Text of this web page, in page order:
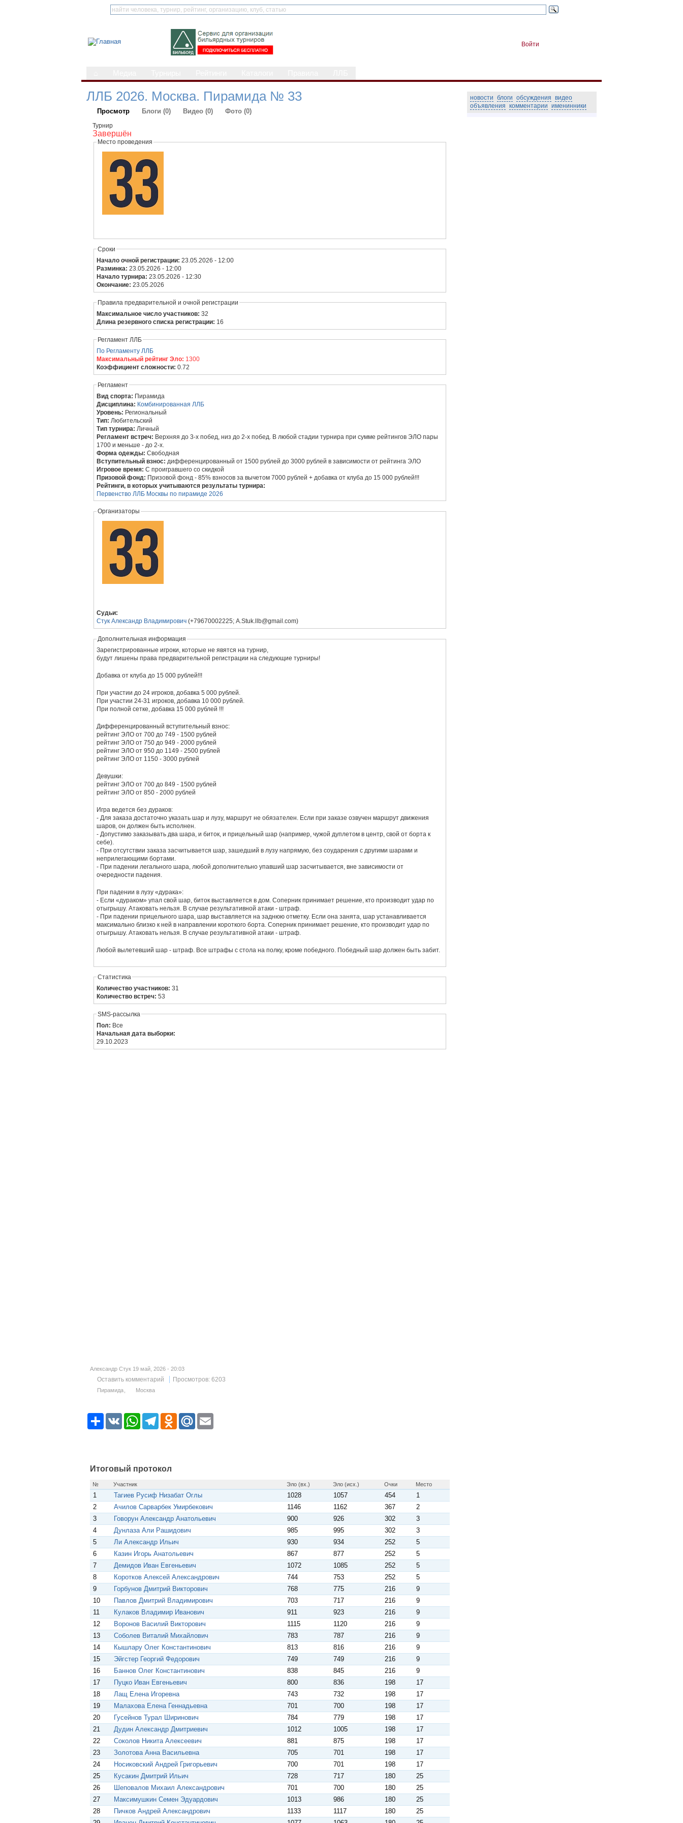
Войти
ЛЛБ 2026. Москва. Пирамида № 33
Просмотр Блоги (0) Видео (0) Фото (0)
Турнир
Завершён
Место проведения
Сроки
Начало очной регистрации:23.05.2026 - 12:00
Разминка:23.05.2026 - 12:00
Начало турнира:23.05.2026 - 12:30
Окончание:23.05.2026
Правила предварительной и очной регистрации
Максимальное число участников:32
Длина резервного списка регистрации: 16
Регламент ЛЛБ
По Регламенту ЛЛБ
Максимальный рейтинг Эло: 1300
Коэффициент сложности:0.72
Регламент
Вид спорта: Пирамида
Дисциплина: Комбинированная ЛЛБ
Уровень: Региональный
Тип: Любительский
Тип турнира: Личный
Регламент встреч: Верхняя до 3-х побед, низ до 2-х побед. В любой стадии турнира при сумме рейтингов ЭЛО пары
1700 и меньше - до 2-х.
Форма одежды:Свободная
Вступительный взнос: дифференцированный от 1500 рублей до 3000 рублей в зависимости от рейтинга ЭЛО
Игровое время:С проигравшего со скидкой
Призовой фонд: Призовой фонд - 85% взносов за вычетом 7000 рублей + добавка от клуба до 15 000 рублей!!!
Рейтинги, в которых учитываются результаты турнира:
Первенство ЛЛБ Москвы по пирамиде 2026
Организаторы
Судьи:
Стук Александр Владимирович (+79670002225; A.Stuk.llb@gmail.com)
Дополнительная информация
Зарегистрированные игроки, которые не явятся на турнир,
будут лишены права предварительной регистрации на следующие турниры!
Добавка от клуба до 15 000 рублей!!!
При участии до 24 игроков, добавка 5 000 рублей.
При участии 24-31 игроков, добавка 10 000 рублей.
При полной сетке, добавка 15 000 рублей !!!
Дифференцированный вступительный взнос:
рейтинг ЭЛО от 700 до 749 - 1500 рублей
рейтинг ЭЛО от 750 до 949 - 2000 рублей
рейтинг ЭЛО от 950 до 1149 - 2500 рублей
рейтинг ЭЛО от 1150 - 3000 рублей
Девушки:
рейтинг ЭЛО от 700 до 849 - 1500 рублей
рейтинг ЭЛО от 850 - 2000 рублей
Игра ведется без дураков:
- Для заказа достаточно указать шар и лузу, маршрут не обязателен. Если при заказе озвучен маршрут движения
шаров, он должен быть исполнен.
- Допустимо заказывать два шара, и биток, и прицельный шар (например, чужой дуплетом в центр, свой от борта к
себе).
- При отсутствии заказа засчитывается шар, зашедший в лузу напрямую, без соударения с другими шарами и
неприлегающими бортами.
- При падении легального шара, любой дополнительно упавший шар засчитывается, вне зависимости от
очередности падения.
При падении в лузу «дурака»:
- Если «дураком» упал свой шар, биток выставляется в дом. Соперник принимает решение, кто производит удар по
отыгрышу. Атаковать нельзя. В случае результативной атаки - штраф.
- При падении прицельного шара, шар выставляется на заднюю отметку. Если она занята, шар устанавливается
максимально близко к ней в направлении короткого борта. Соперник принимает решение, кто производит удар по
отыгрышу. Атаковать нельзя. В случае результативной атаки - штраф.
Любой вылетевший шар - штраф. Все штрафы с стола на полку, кроме победного. Победный шар должен быть забит.
Статистика
Количество участников:31
Количество встреч:53
SMS-рассылка
Пол: Все
Начальная дата выборки:
29.10.2023
Александр Стук 19 май, 2026 - 20:03
Оставить комментарий Просмотров: 6203
Пирамида Москва
Р
V
K
W
p
p
T
a
m
O
n
i
k
i
M
Итоговый протокол
№ Участник Эло (вх.) Эло (исх.) Очки Место
1 Тагиев Русиф Низабат Оглы 1028 1057 454
1
2
Ачилов Сарварбек Умирбекович 1146 1162 367
2
3
Говорун Александр Анатольевич 900 926 302
3
4
Дунлаза Али Рашидович 985 995 302
3
5
Ли Александр Ильич 930 934 252
5
6
Казин Игорь Анатольевич 867 877 252
5
7
Демидов Иван Евгеньевич 1072 1085 252
5
8
Коротков Алексей Александрович 744 753 252
5
9
Горбунов Дмитрий Викторович 768 775 216
9
10
Павлов Дмитрий Владимирович 703 717 216
9
11
Кулаков Владимир Иванович 911 923 216
9
12
Воронов Василий Викторович 1115 1120 216
9
13
Соболев Виталий Михайлович 783 787 216
9
14
Кышлару Олег Константинович 813 816 216
9
15
Эйгстер Георгий Федорович 749 749 216
9
16
Баннов Олег Константинович 838 845 216
9
17
Пуцко Иван Евгеньевич 800 836 198
17
18
Лащ Елена Игоревна 743 732 198
17
19
Малахова Елена Геннадьевна 701 700 198
17
20
Гусейнов Турал Ширинович 784 779 198
17
21
Дудин Александр Дмитриевич 1012 1005 198
17
22
Соколов Никита Алексеевич 881 875 198
17
23
Золотова Анна Васильевна 705 701 198
17
24
Носиковский Андрей Григорьевич 700 701 198
17
25
Кусакин Дмитрий Ильич 728 717 180
25
26
Шеповалов Михаил Александрович 701 700 180
25
27
Максимушкин Семен Эдуардович 1013 986 180
25
28
Пичков Андрей Александрович 1133 1117 180
25
новости блоги обсуждения видео
объявления комментарии именинники